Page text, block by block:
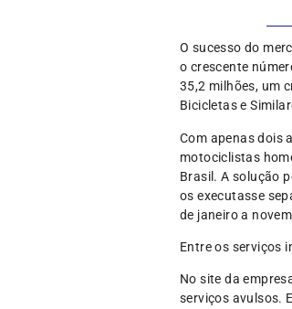
O sucesso do
o crescente
35,2 milhões, um
Bicicletas e
Com apenas dois
motociclistas
Brasil. A solução
os executasse
de janeiro a
Entre os serviços
No site da
serviços avulsos.